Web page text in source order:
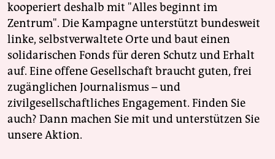
kooperiert deshalb mit "Alles beginnt im
Zentrum". Die Kampagne unterstützt bundesweit
linke, selbstverwaltete Orte und baut einen
solidarischen Fonds für deren Schutz und Erhalt
auf. Eine offene Gesellschaft braucht guten, frei
zugänglichen Journalismus – und
zivilgesellschaftliches Engagement. Finden Sie
auch? Dann machen Sie mit und unterstützen Sie
unsere Aktion.